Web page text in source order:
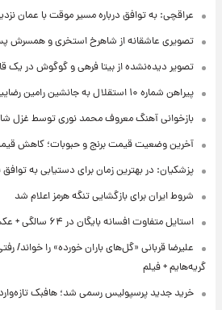
عراقچی: به توافق درباره مسیر موقت با عمان
تصویری عاشقانه از شاهرخ استخری و همسرش
تصویر دیده‌نشده از بیتا فرهی و گوگوش در
پیراهن شماره ۱۰ استقلال به جانشین رامین رضاییان رسید + عکس
بازخوانی آهنگ معروف محمد نوری توسط غزل
آخرین وضعیت قیمت برنج و حبوبات؛ کاهش
پزشکیان: در بهترین زمان برای دستیابی به توافق
شروط ایران برای بازگشایی تنگه هرمز اعلام شد
استایل متفاوت افسانه بایگان در ۶۴ سالگی + عکس
علیرضا قربانی «گل‌های باران خورده» را خواند/
گریه‌هایم + فیلم
خرید جدید پرسپولیس رسمی شد؛ هافبک